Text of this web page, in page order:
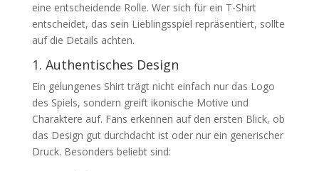
eine entscheidende Rolle. Wer sich für ein T-Shirt
entscheidet, das sein Lieblingsspiel repräsentiert, sollte
auf die Details achten.
1. Authentisches Design
Ein gelungenes Shirt trägt nicht einfach nur das Logo
des Spiels, sondern greift ikonische Motive und
Charaktere auf. Fans erkennen auf den ersten Blick, ob
das Design gut durchdacht ist oder nur ein generischer
Druck. Besonders beliebt sind: